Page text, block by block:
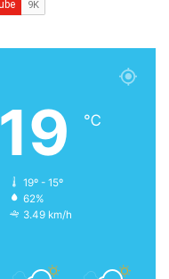
19 ℃
19º - 15º
62%
3.49 km/h